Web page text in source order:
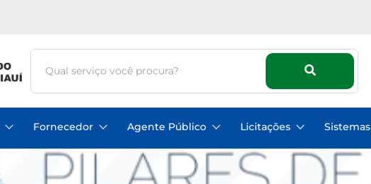
Fornecedor Agente Público Licitações Sistemas